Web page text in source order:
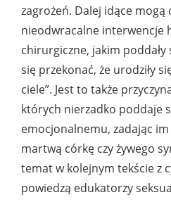
zagrożeń. Dalej idące mogą
nieodwracalne interwencje
chirurgiczne, jakim poddały
się przekonać, że urodziły
ciele”. Jest to także
których nierzadko poddaje
emocjonalnemu, zadając
martwą córkę czy żywego
temat w kolejnym tekście z
powiedzą edukatorzy